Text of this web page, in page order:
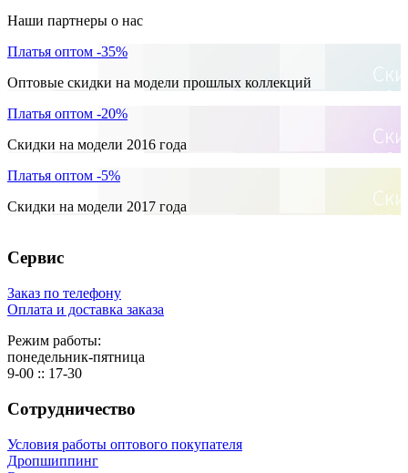
Наши партнеры о нас
Платья оптом -35%
Оптовые скидки на модели прошлых коллекций
Платья оптом -20%
Скидки на модели 2016 года
Платья оптом -5%
Скидки на модели 2017 года
Сервис
Заказ по телефону
Оплата и доставка заказа
Режим работы:
понедельник-пятница
9-00 :: 17-30
Сотрудничество
Условия работы оптового покупателя
Дропшиппинг